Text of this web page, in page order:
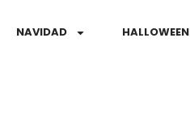
NAVIDAD HALLOWEEN